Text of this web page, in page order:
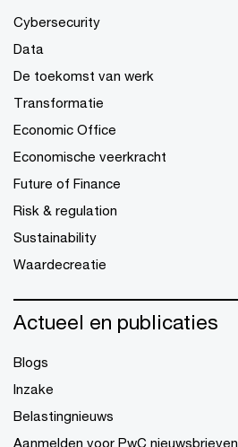
Cybersecurity
Data
De toekomst van werk
Transformatie
Economic Office
Economische veerkracht
Future of Finance
Risk & regulation
Sustainability
Waardecreatie
Actueel en publicaties
Blogs
Inzake
Belastingnieuws
Aanmelden voor PwC nieuwsbrieven